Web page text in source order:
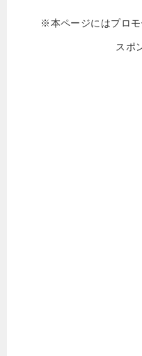
※本ページにはプロモ
スポ